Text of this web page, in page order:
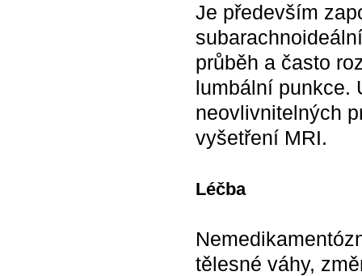
Je především
průběh a často
lumbální punkce.
neovlivnitelných
vyšetření MRI.
Léčba
tělesné váhy,